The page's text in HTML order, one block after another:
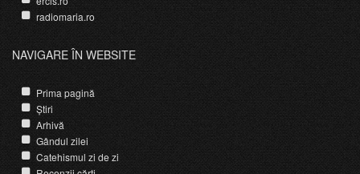
radiomaria.ro
NAVIGARE ÎN WEBSITE
Prima pagină
Știri
Arhivă
Gândul zilei
Catehismul zi de zi